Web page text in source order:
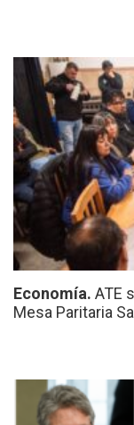
Economía. ATE
Mesa Paritaria